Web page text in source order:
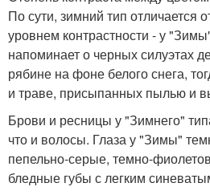
По сути, зимний тип отличается
уровнем контрастности - у
напоминает о черных силуэтах
рябине на фоне белого снега,
и траве, присыпанных пылью и
Брови и ресницы у "Зимнего"
что и волосы. Глаза у "Зимы"
пепельно-серые, темно-
бледные губы с легким